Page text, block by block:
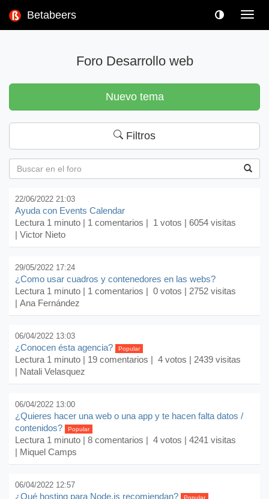
Betabeers
Foro Desarrollo web
Nuevo tema
Filtros
22/06/2022 21:03
Ayuda con Events Calendar
Lectura 1 minuto | 1 comentarios | 1 votos | 6054 visitas
| Victor Nieto
29/05/2022 17:24
¿Como usar cuadros y contenedores en las webs?
Lectura 1 minuto | 1 comentarios | 0 votos | 2752 visitas
| Ana Fernández
06/04/2022 13:03
¿Conocen ésta agencia? Popular
Lectura 1 minuto | 19 comentarios | 4 votos | 2439 visitas
| Natali Velasquez
06/04/2022 13:00
¿Quieres hacer una web o una app y te hacen falta datos /
contenidos?
Popular
Lectura 1 minuto | 8 comentarios | 4 votos | 4241 visitas
| Miquel Camps
06/04/2022 12:57
¿Qué hosting para Node.js recomiendan? Popular